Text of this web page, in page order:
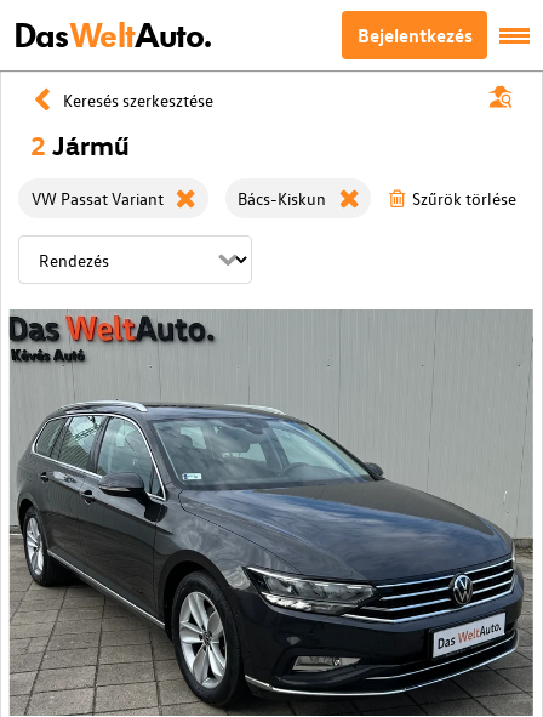
DasWeltAuto. Bejelentkezés
Keresés szerkesztése
2 Jármű
VW Passat Variant Bács-Kiskun Szűrök törlése